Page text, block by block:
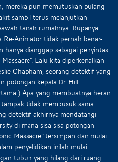
mereka pun memutuskan pulang
sambil terus melanjutkan
tanah rumahnya. Rupanya
Re-Animator tidak pernah benar-
hanya dianggap sebagai penyintas
Lalu kita diperkenalkan
Chapham, seorang detektif yang
potongan kepala Dr. Hill
Apa yang membuatnya heran
tidak membusuk sama
detektif akhirnya mendatangi
di mana sisa-sisa potongan
Massacre” tersimpan dan mulai
penyelidikan inilah mulai
tubuh yang hilang dari ruang